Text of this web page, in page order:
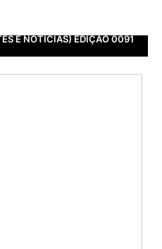
E NOTÍCIAS) EDIÇÃO 0091